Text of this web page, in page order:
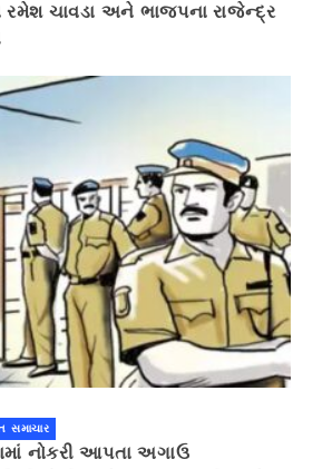
રમેશ ચાવડા અને ભાજપના રાજેન્દ્ર
સમાચાર
નોકરી આપતા અગાઉ